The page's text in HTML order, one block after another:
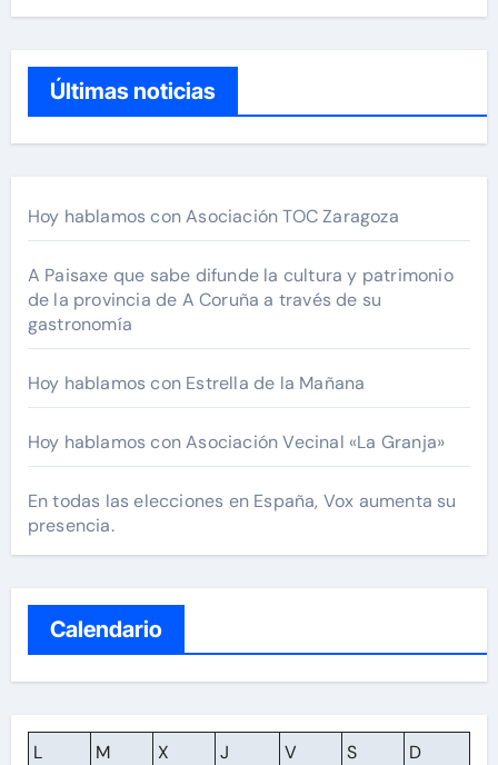
Últimas noticias
Hoy hablamos con Asociación TOC Zaragoza
A Paisaxe que sabe difunde la cultura y patrimonio
de la provincia de A Coruña a través de su
gastronomía
Hoy hablamos con Estrella de la Mañana
Hoy hablamos con Asociación Vecinal «La Granja»
En todas las elecciones en España, Vox aumenta su
presencia.
Calendario
L M X J V S
D